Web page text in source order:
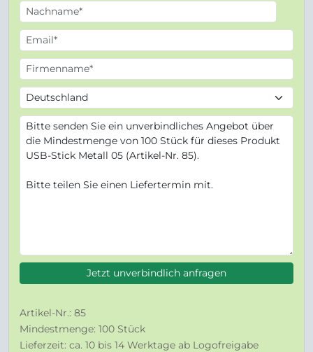
Jetzt unverbindlich anfragen
Artikel-Nr.: 85
Mindestmenge: 100 Stück
Lieferzeit: ca. 10 bis 14 Werktage ab Logofreigabe